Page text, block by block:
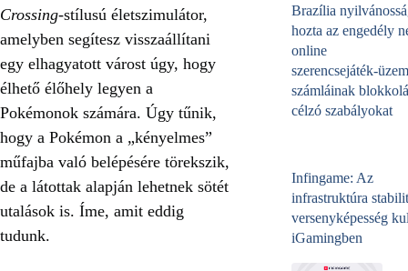
Crossing-stílusú életszimulátor,
amelyben segítesz visszaállítani
egy elhagyatott várost úgy, hogy
élhető élőhely legyen a
Pokémonok számára. Úgy tűnik,
hogy a Pokémon a „kényelmes”
műfajba való belépésére törekszik,
de a látottak alapján lehetnek sötét
utalások is. Íme, amit eddig
tudunk.
Brazília
hozta az engedély
online
számláinak
célzó szabályokat
Infingame: Az
infrastruktúra
versenyképesség
iGamingben